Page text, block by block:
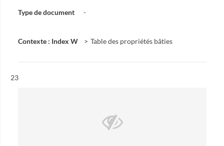
Type de document -
Contexte : Index W Table des propriétés bâties
Résultat n°
23